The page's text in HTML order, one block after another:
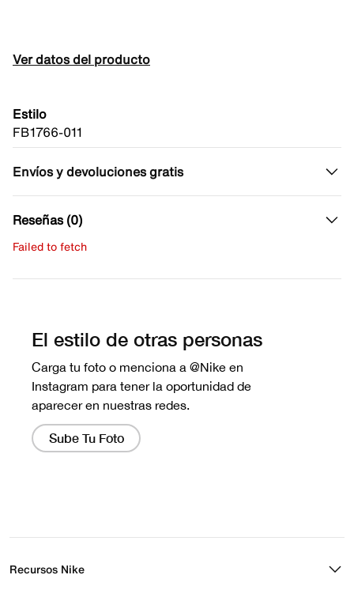
Ver datos del producto
Estilo
FB1766-011
Envíos y devoluciones gratis
Reseñas (0)
Failed to fetch
Recursos Nike